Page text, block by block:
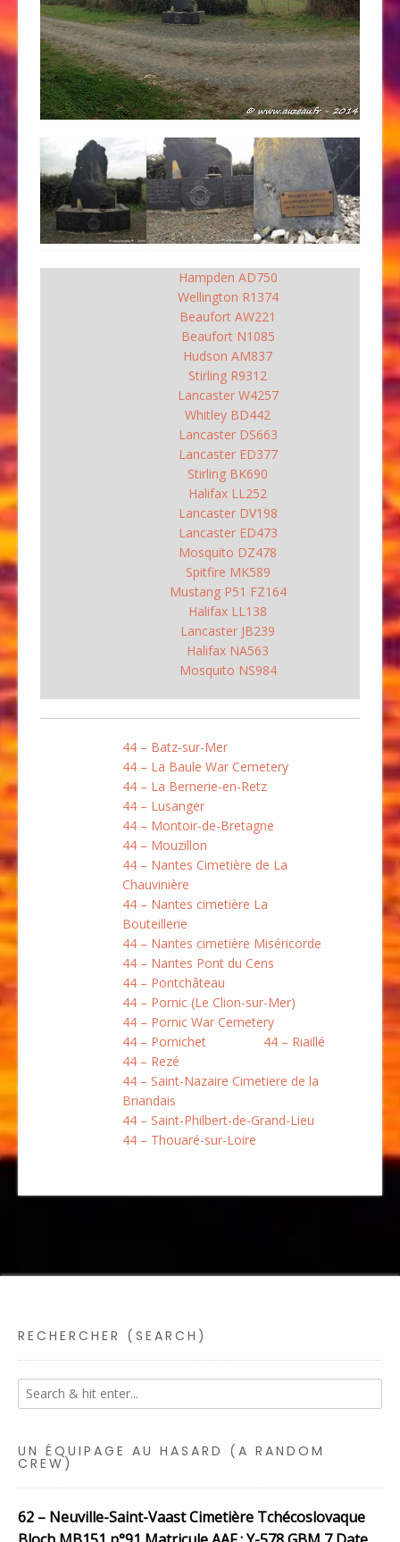
Hampden AD750
Wellington R1374
Beaufort AW221
Beaufort N1085
Hudson AM837
Stirling R9312
Lancaster W4257
Whitley BD442
Lancaster DS663
Lancaster ED377
Stirling BK690
Halifax LL252
Lancaster DV198
Lancaster ED473
Mosquito DZ478
Spitfire MK589
Mustang P51 FZ164
Halifax LL138
Lancaster JB239
Halifax NA563
Mosquito NS984
44 – Batz-sur-Mer
44 – La Baule War Cemetery
44 – La Bernerie-en-Retz
44 – Lusanger
44 – Montoir-de-Bretagne
44 – Mouzillon
44 – Nantes Cimetière de La
Chauvinière
44 – Nantes cimetière La
Bouteillerie
44 – Nantes cimetière Miséricorde
44 – Nantes Pont du Cens
44 – Pontchâteau
44 – Pornic (Le Clion-sur-Mer)
44 – Pornic War Cemetery
44 – Pornichet
44 – Riaillé
44 – Rezé
44 – Saint-Nazaire Cimetiere de la
Briandais
44 – Saint-Philbert-de-Grand-Lieu
44 – Thouaré-sur-Loire
RECHERCHER (SEARCH)
UN ÉQUIPAGE AU HASARD (A RANDOM
CREW)
62 – Neuville-Saint-Vaast Cimetière Tchécoslovaque